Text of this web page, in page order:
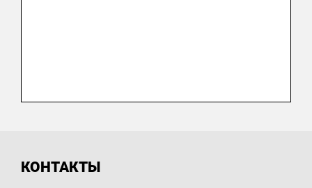
КОНТАКТЫ